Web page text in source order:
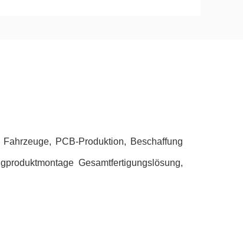
PCB-Produktion, Beschaffung
Gesamtfertigungslösung,